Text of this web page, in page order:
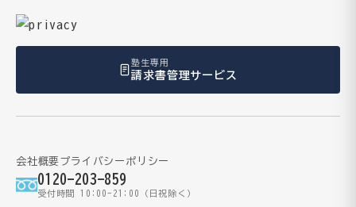
塾生専用
請求書管理サービス
会社概要プライバシーポリシー
0120-203-859
受付時間 10:00-21:00（日祝除く）